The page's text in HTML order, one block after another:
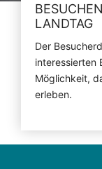
LANDTAG
Der
interessierten
Möglichkeit,
erleben.